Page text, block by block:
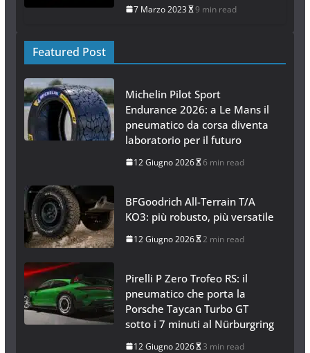
7 Marzo 2023 9 min read
Featured Post
Michelin Pilot Sport
Endurance 2026: a Le Mans il
pneumatico da corsa diventa
laboratorio per il futuro
12 Giugno 2026 6 min read
BFGoodrich All-Terrain T/A
KO3: più robusto, più versatile
12 Giugno 2026 2 min read
Pirelli P Zero Trofeo RS: il
pneumatico che porta la
Porsche Taycan Turbo GT
sotto i 7 minuti al Nürburgring
12 Giugno 2026 3 min read